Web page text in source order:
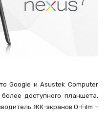
Google и Asustek Computer
доступного планшета.
ЖК-экранов O-Film –